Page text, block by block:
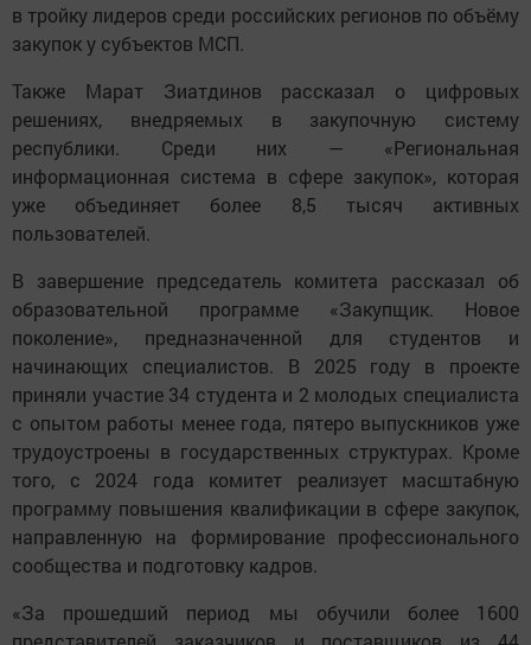
в тройку лидеров среди российских регионов по объёму
закупок у субъектов МСП.
Также Марат Зиатдинов рассказал о цифровых
решениях, внедряемых в закупочную систему
республики. Среди них — «Региональная
информационная система в сфере закупок», которая
уже объединяет более 8,5 тысяч активных
пользователей.
В завершение председатель комитета рассказал об
образовательной программе «Закупщик. Новое
поколение», предназначенной для студентов и
начинающих специалистов. В 2025 году в проекте
приняли участие 34 студента и 2 молодых специалиста
с опытом работы менее года, пятеро выпускников уже
трудоустроены в государственных структурах. Кроме
того, с 2024 года комитет реализует масштабную
программу повышения квалификации в сфере закупок,
направленную на формирование профессионального
сообщества и подготовку кадров.
«За прошедший период мы обучили более 1600